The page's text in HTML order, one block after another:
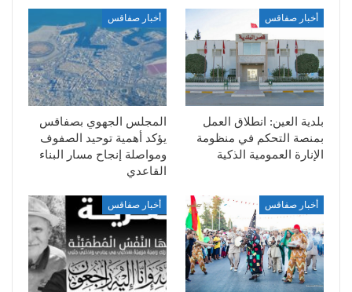
أخبار صفاقس
بلدية العين: انطلاق العمل
بمنصة التحكم في منظومة
الإنارة العمومية الذكية
أخبار صفاقس
المجلس الجهوي بصفاقس
يؤكد أهمية توحيد الصفوف
ومواصلة إنجاح مسار البناء
القاعدي
أخبار صفاقس أخبار صفاقس